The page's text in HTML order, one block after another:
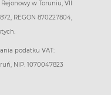
w Toruniu, VII
REGON 870227804,
podatku VAT:
NIP: 1070047823